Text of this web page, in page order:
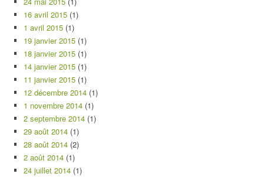
16 avril 2015 (1)
1 avril 2015 (1)
19 janvier 2015 (1)
18 janvier 2015 (1)
14 janvier 2015 (1)
11 janvier 2015 (1)
12 décembre 2014 (1)
1 novembre 2014 (1)
2 septembre 2014 (1)
29 août 2014 (1)
28 août 2014 (2)
2 août 2014 (1)
24 juillet 2014 (1)